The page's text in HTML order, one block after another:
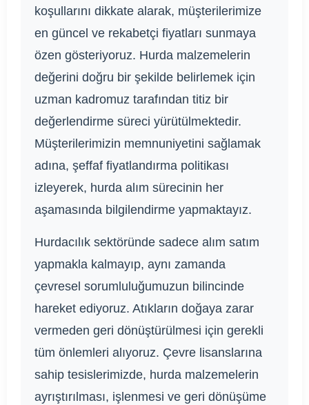
koşullarını dikkate alarak, müşterilerimize
en güncel ve rekabetçi fiyatları sunmaya
özen gösteriyoruz. Hurda malzemelerin
değerini doğru bir şekilde belirlemek için
uzman kadromuz tarafından titiz bir
değerlendirme süreci yürütülmektedir.
Müşterilerimizin memnuniyetini sağlamak
adına, şeffaf fiyatlandırma politikası
izleyerek, hurda alım sürecinin her
aşamasında bilgilendirme yapmaktayız.
Hurdacılık sektöründe sadece alım satım
yapmakla kalmayıp, aynı zamanda
çevresel sorumluluğumuzun bilincinde
hareket ediyoruz. Atıkların doğaya zarar
vermeden geri dönüştürülmesi için gerekli
tüm önlemleri alıyoruz. Çevre lisanslarına
sahip tesislerimizde, hurda malzemelerin
ayrıştırılması, işlenmesi ve geri dönüşüme